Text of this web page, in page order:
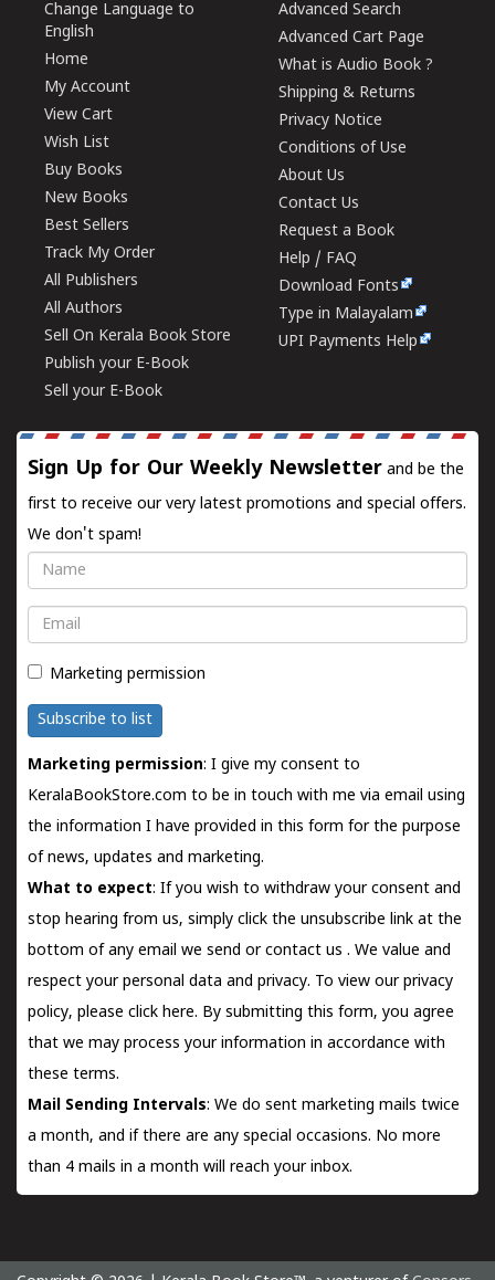
Change Language to
English
Home
My Account
View Cart
Wish List
Buy Books
New Books
Best Sellers
Track My Order
All Publishers
All Authors
Sell On Kerala Book Store
Publish your E-Book
Sell your E-Book
Advanced Search
Advanced Cart Page
What is Audio Book ?
Shipping & Returns
Privacy Notice
Conditions of Use
About Us
Contact Us
Request a Book
Help / FAQ
Download Fonts
Type in Malayalam
UPI Payments Help
Sign Up for Our Weekly Newsletter and be the
first to receive our very latest promotions and special offers.
We don't spam!
Name
Email
Marketing permission
Subscribe to list
Marketing permission: I give my consent to
KeralaBookStore.com to be in touch with me via email using
the information I have provided in this form for the purpose
of news, updates and marketing.
What to expect: If you wish to withdraw your consent and
stop hearing from us, simply click the unsubscribe link at the
bottom of any email we send orcontact us . We value and
respect your personal data and privacy. To view our privacy
policy, please click here. By submitting this form, you agree
that we may process your information in accordance with
these terms.
Mail Sending Intervals: We do sent marketing mails twice
a month, and if there are any special occasions. No more
than 4 mails in a month will reach your inbox.